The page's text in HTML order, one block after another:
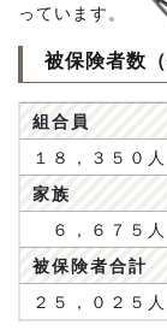
っています。
被保険者数
組合員
１８，３５０人
家族
６，６７５人
被保険者合計
２５，０２５人